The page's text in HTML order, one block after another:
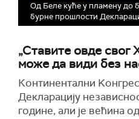
Од Беле куће у пламену до
бурне прошлости
„Ставите овде
може да види без
Континентални Kонгрес
Декларацију
године, али је већина